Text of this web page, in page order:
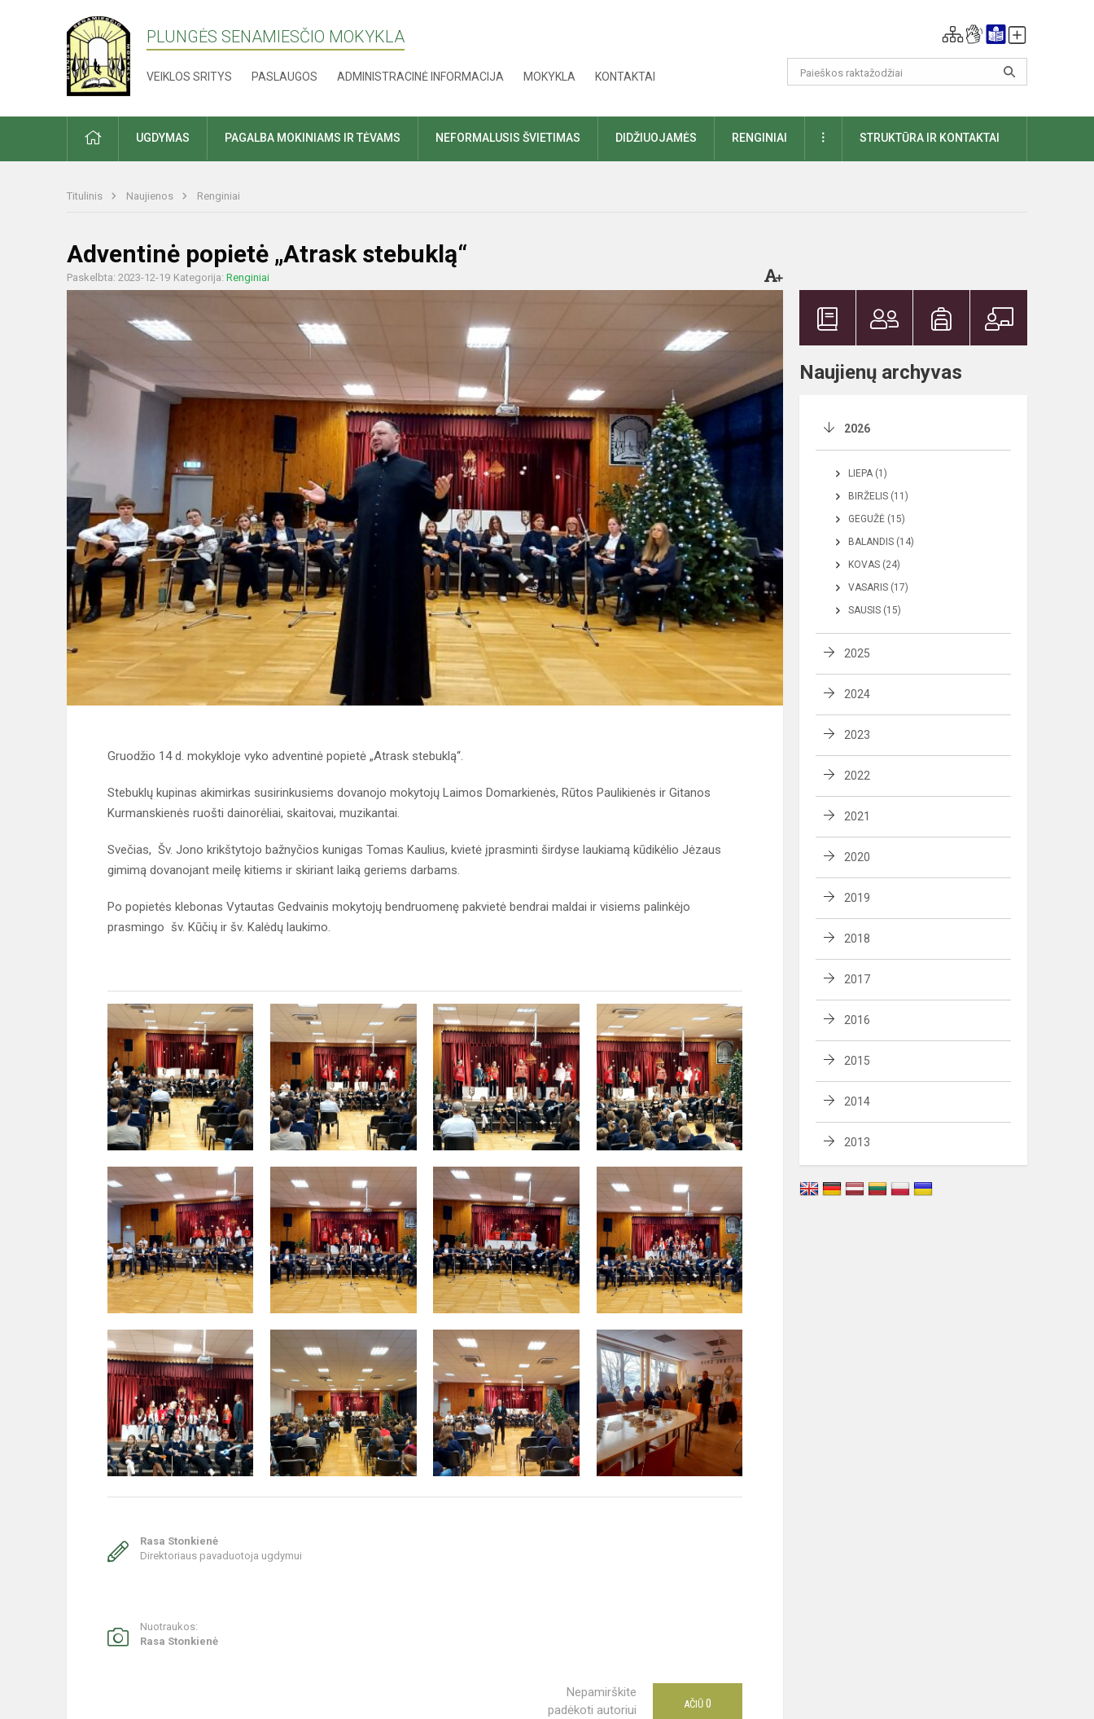
PLUNGĖS SENAMIESČIO MOKYKLA
VEIKLOS SRITYS PASLAUGOS ADMINISTRACINĖ INFORMACIJA MOKYKLA KONTAKTAI
PRADŽIAUGDYMAS PAGALBA MOKINIAMS IR TĖVAMS NEFORMALUSIS ŠVIETIMAS DIDŽIUOJAMĖS RENGINIAI DAUGIAUSTRUKTŪRA IR KONTAKTAI
Titulinis Naujienos Renginiai
Adventinė popietė „Atrask stebuklą“
Paskelbta: 2023-12-19 Kategorija: Renginiai
Gruodžio 14 d. mokykloje vyko adventinė popietė „Atrask stebuklą“.
Stebuklų kupinas akimirkas susirinkusiems dovanojo mokytojų Laimos Domarkienės, Rūtos Paulikienės ir Gitanos
Kurmanskienės ruošti dainorėliai, skaitovai, muzikantai.
Svečias, Šv. Jono krikštytojo bažnyčios kunigas Tomas Kaulius, kvietė įprasminti širdyse laukiamą kūdikėlio Jėzaus
gimimą dovanojant meilę kitiems ir skiriant laiką geriems darbams.
Po popietės klebonas Vytautas Gedvainis mokytojų bendruomenę pakvietė bendrai maldai ir visiems palinkėjo
prasmingo šv. Kūčių ir šv. Kalėdų laukimo.
Rasa Stonkienė
Direktoriaus pavaduotoja ugdymui
Nuotraukos:
Rasa Stonkienė
Nepamirškite
padėkoti autoriui
AČIŪ 0
Naujienų archyvas
2026
LIEPA (1)
BIRŽELIS (11)
GEGUŽĖ (15)
BALANDIS (14)
KOVAS (24)
VASARIS (17)
SAUSIS (15)
2025
2024
2023
2022
2021
2020
2019
2018
2017
2016
2015
2014
2013